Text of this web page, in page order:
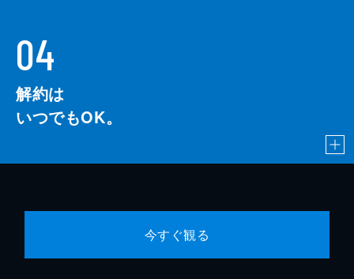
04
解約は
いつでもOK。
今すぐ観る